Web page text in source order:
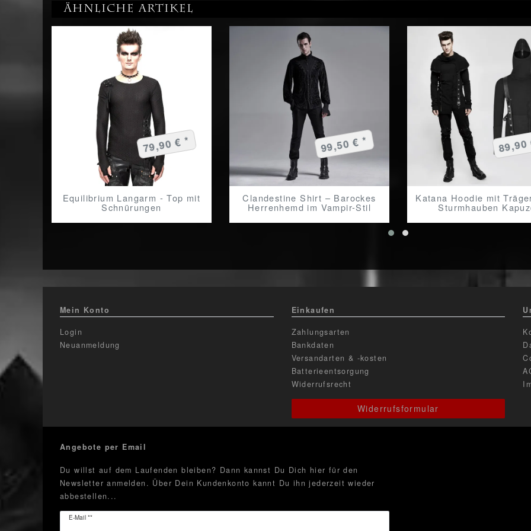
Ähnliche Artikel
Equilibrium Langarm - Top mit
Schnürungen
79,90 € *
Clandestine Shirt – Barockes
Herrenhemd im Vampir-Stil
99,50 € *
Katana Hoodie mit
Sturmhauben
Mein Konto
Login
Neuanmeldung
Einkaufen
Zahlungsarten
Bankdaten
Versandarten & -kosten
Batterieentsorgung
Widerrufsrecht
Widerrufsformular
Angebote per Email
Du willst auf dem Laufenden bleiben? Dann kannst Du Dich hier für den
Newsletter anmelden. Über Dein Kundenkonto kannt Du ihn jederzeit wieder
abbestellen...
E-Mail **
Newsletter